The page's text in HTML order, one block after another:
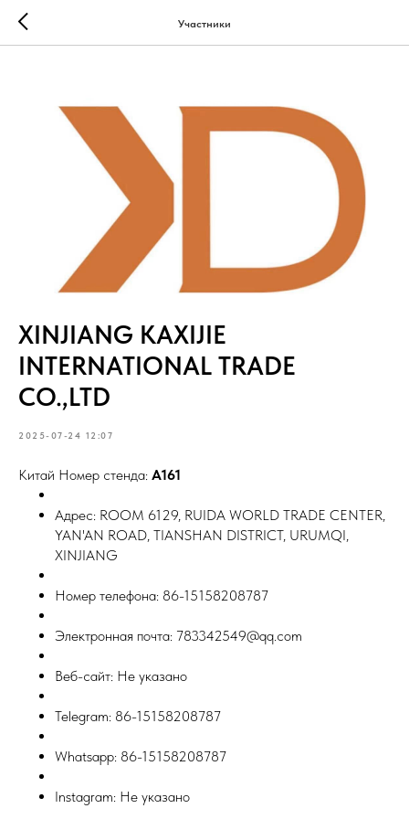
Участники
XINJIANG KAXIJIE
INTERNATIONAL TRADE
CO.,LTD
2025-07-24 12:07
Китай Номер стенда: A161
Адрес: ROOM 6129, RUIDA WORLD TRADE CENTER,
YAN'AN ROAD, TIANSHAN DISTRICT, URUMQI,
XINJIANG
Номер телефона: 86-15158208787
Электронная почта: 783342549@qq.com
Веб-сайт: Не указано
Telegram: 86-15158208787
Whatsapp: 86-15158208787
Instagram: Не указано